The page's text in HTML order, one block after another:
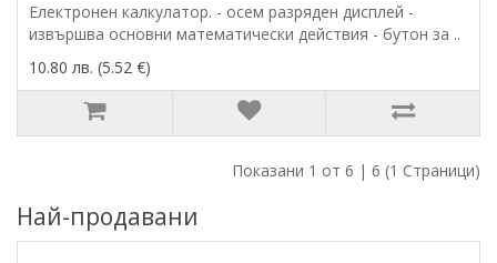
Електронен калкулатор. - осем разряден дисплей -
извършва основни математически действия - бутон за ..
10.80 лв. (5.52 €)
Показани 1 от 6 | 6 (1 Страници)
Най-продавани